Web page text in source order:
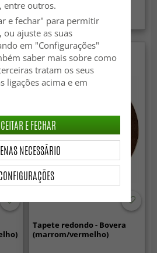
94.99 € 189 €
Tapete redondo - Bovera
(marrom/vermelho)
entre outros.
e fechar" para permitir
ajuste as suas
em "Configurações"
saber mais sobre como
tratam os seus
ligações acima e em
NECESSÁRIO
E FECHAR